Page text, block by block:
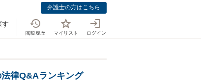
弁護士の方はこちら
す
閲覧履歴 マイリスト ログイン
律Q&Aランキング